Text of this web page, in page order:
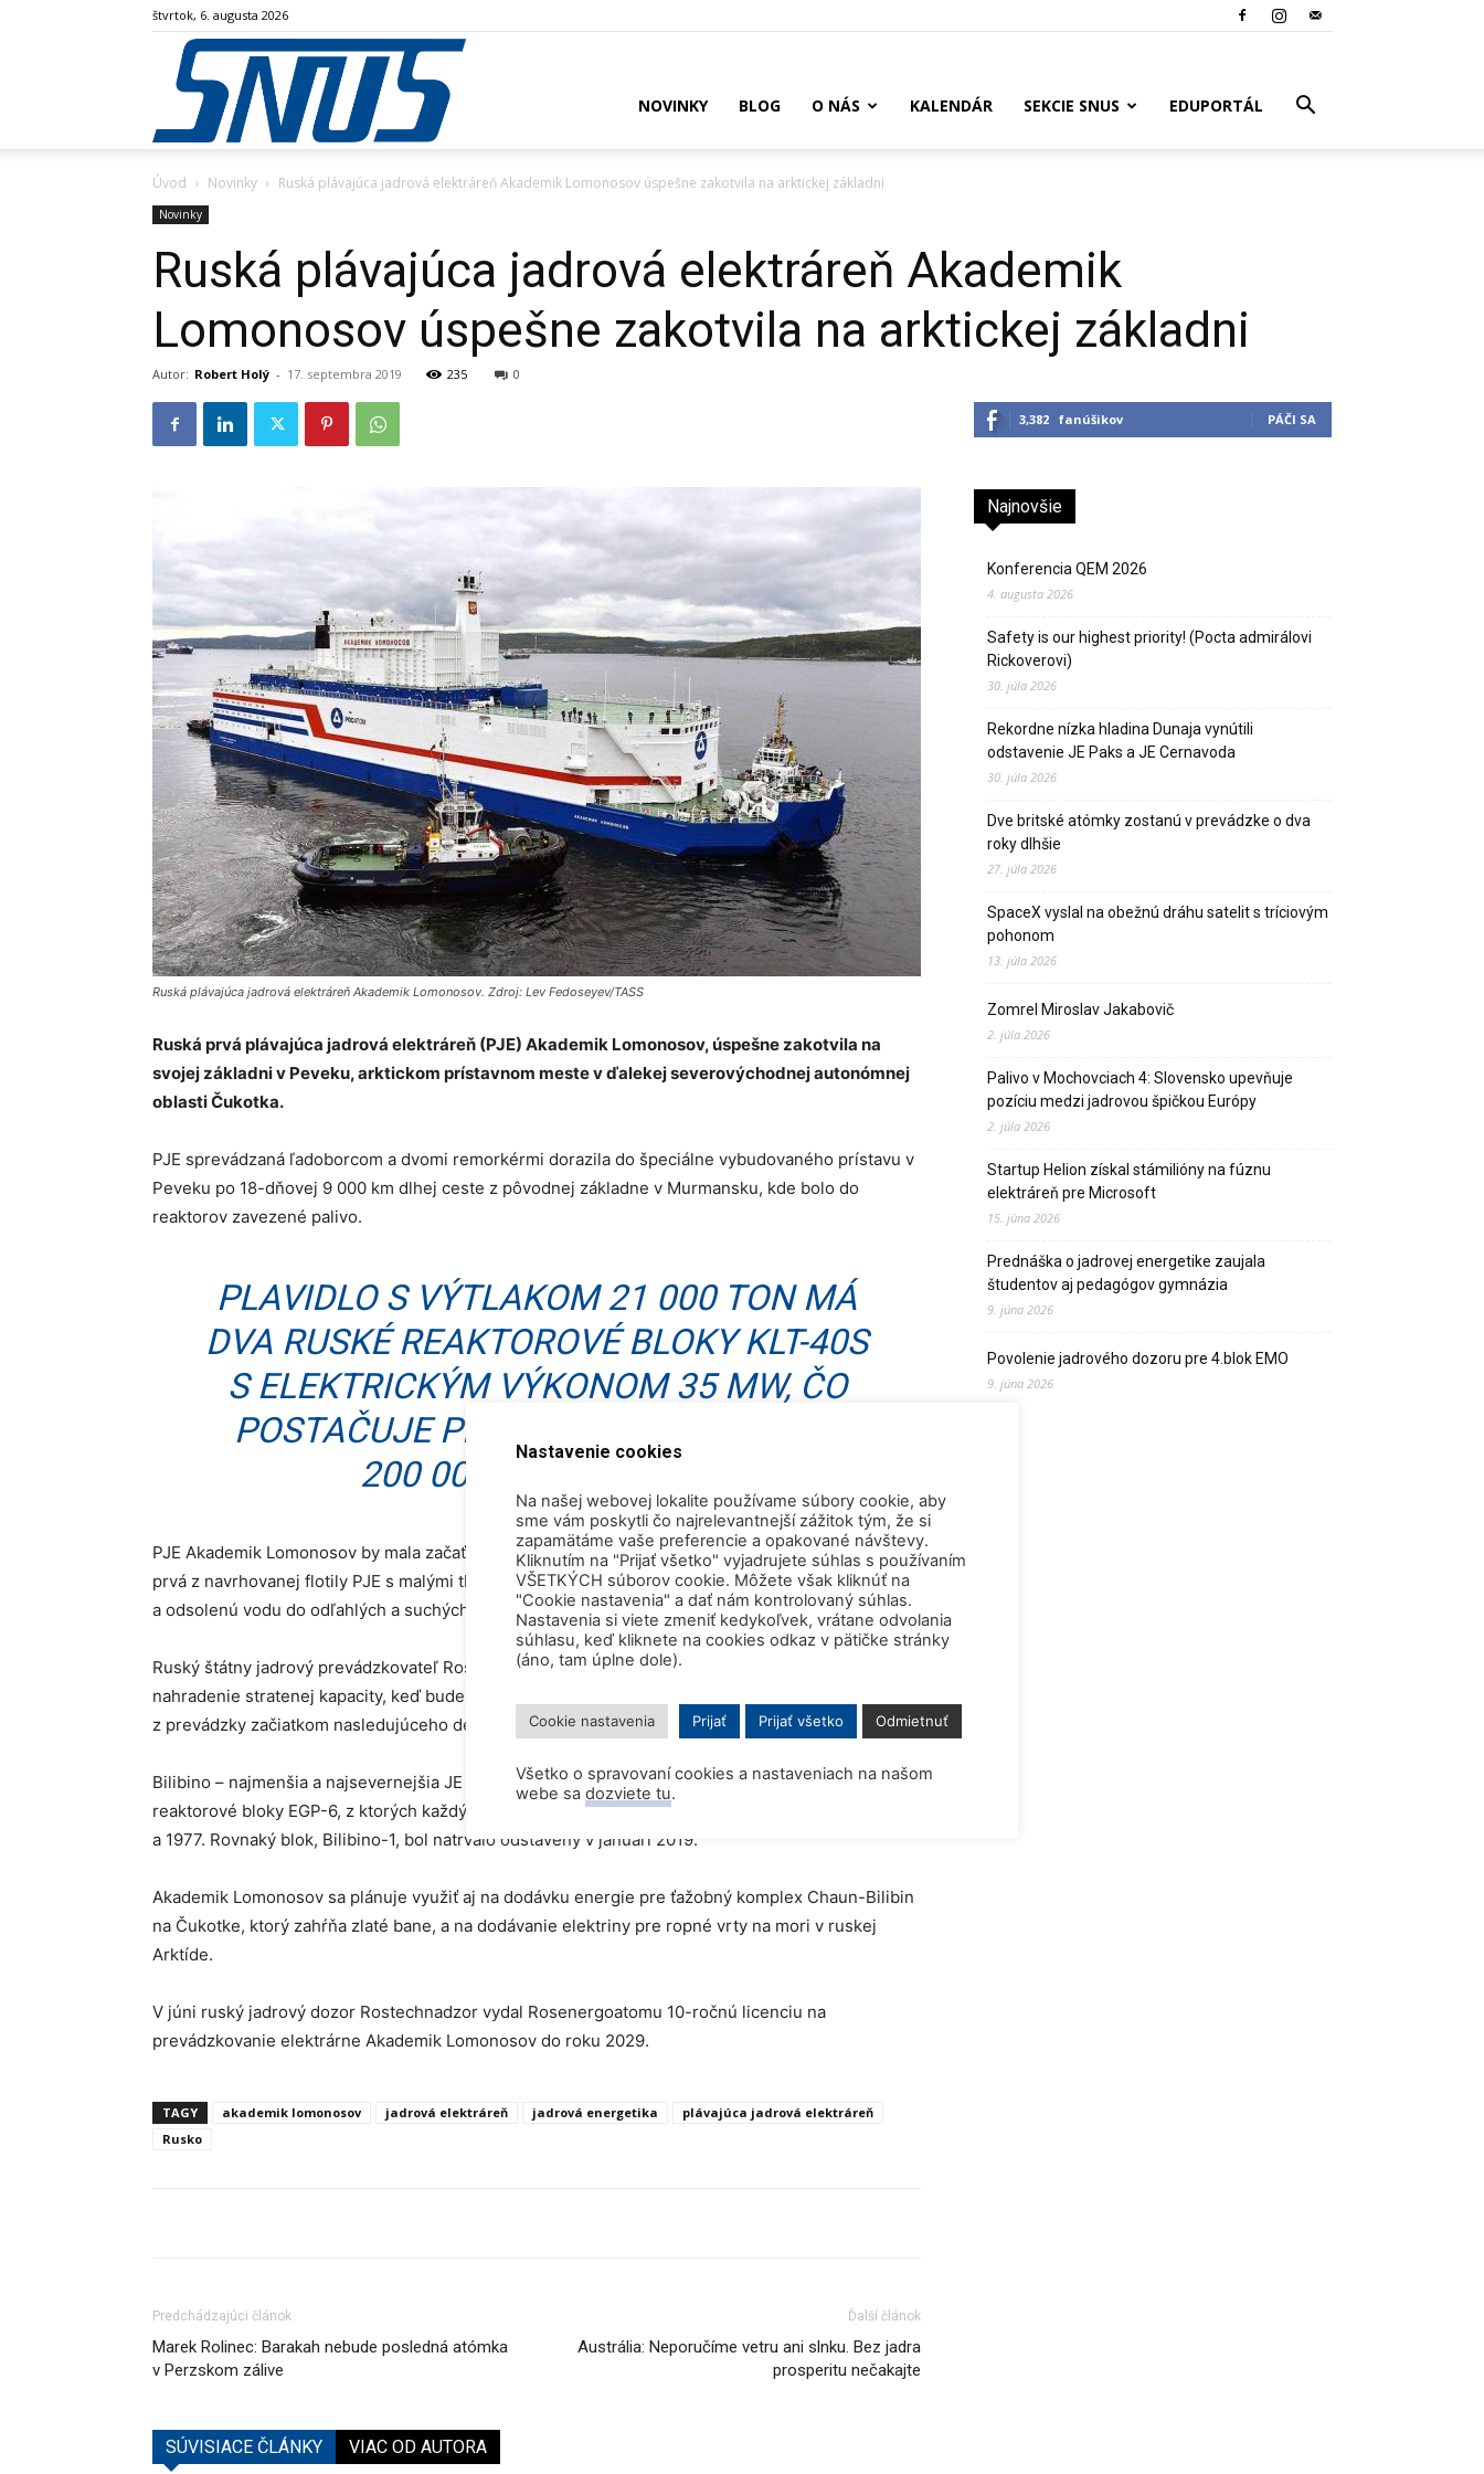
štvrtok, 6. augusta 2026
NOVINKY BLOG O NÁS KALENDÁR SEKCIE SNUS EDUPORTÁL
Úvod Novinky Ruská plávajúca jadrová elektráreň Akademik Lomonosov úspešne zakotvila na arktickej základni
Novinky
Ruská plávajúca jadrová elektráreň Akademik
Lomonosov úspešne zakotvila na arktickej základni
Autor: Robert Holý - 17. septembra 2019 235 0
Ruská plávajúca jadrová elektráreň Akademik Lomonosov. Zdroj: Lev Fedoseyev/TASS
Ruská prvá plávajúca jadrová elektráreň (PJE) Akademik Lomonosov, úspešne zakotvila na
svojej základni v Peveku, arktickom prístavnom meste v ďalekej severovýchodnej autonómnej
oblasti Čukotka.
PJE sprevádzaná ľadoborcom a dvomi remorkérmi dorazila do špeciálne vybudovaného prístavu v
Peveku po 18-dňovej 9 000 km dlhej ceste z pôvodnej základne v Murmansku, kde bolo do
reaktorov zavezené palivo.
PLAVIDLO S VÝTLAKOM 21 000 TON MÁ
DVA RUSKÉ REAKTOROVÉ BLOKY KLT-40S
S ELEKTRICKÝM VÝKONOM 35 MW, ČO
POSTAČUJE PRE MESTO S PRIBLIŽNE
200 000 OBYVATEĽMI.
PJE Akademik Lomonosov by mala začať komerčnú prevádzku v Peveku do konca roku 2019. Bude
prvá z navrhovanej flotily PJE s malými tlakovodnými reaktormi, ktoré môžu dodávať energiu, teplo
a odsolenú vodu do odľahlých a suchých oblastí Ruska.
Ruský štátny jadrový prevádzkovateľ Rosenergoatom uviedol, že zariadenie bude použité na
nahradenie stratenej kapacity, keď bude jadrová elektráreň (JE) Bilibino natrvalo vyradená
z prevádzky začiatkom nasledujúceho desaťročia.
Bilibino – najmenšia a najsevernejšia JE na svete – má tri komerčné vodou chladené grafitové
reaktorové bloky EGP-6, z ktorých každý má čistý výkon 11 MW. Spustené boli v rokoch 1975, 1976
a 1977. Rovnaký blok, Bilibino-1, bol natrvalo odstavený v januári 2019.
Akademik Lomonosov sa plánuje využiť aj na dodávku energie pre ťažobný komplex Chaun-Bilibin
na Čukotke, ktorý zahŕňa zlaté bane, a na dodávanie elektriny pre ropné vrty na mori v ruskej
Arktíde.
V júni ruský jadrový dozor Rostechnadzor vydal Rosenergoatomu 10-ročnú licenciu na
prevádzkovanie elektrárne Akademik Lomonosov do roku 2029.
TAGY akademik lomonosov jadrová elektráreň jadrová energetika
plávajúca jadrová elektráreň
Rusko
Predchádzajúci článok
Marek Rolinec: Barakah nebude posledná atómka
v Perzskom zálive
Ďalší článok
Austrália: Neporučíme vetru ani slnku. Bez jadra
prosperitu nečakajte
SÚVISIACE ČLÁNKY VIAC OD AUTORA
3,382 fanúšikov PÁČI SA
Najnovšie
Konferencia QEM 2026
4. augusta 2026
Safety is our highest priority! (Pocta admirálovi
Rickoverovi)
30. júla 2026
Rekordne nízka hladina Dunaja vynútili
odstavenie JE Paks a JE Cernavoda
30. júla 2026
Dve britské atómky zostanú v prevádzke o dva
roky dlhšie
27. júla 2026
SpaceX vyslal na obežnú dráhu satelit s tríciovým
pohonom
13. júla 2026
Zomrel Miroslav Jakabovič
2. júla 2026
Palivo v Mochovciach 4: Slovensko upevňuje
pozíciu medzi jadrovou špičkou Európy
2. júla 2026
Startup Helion získal stámilióny na fúznu
elektráreň pre Microsoft
15. júna 2026
Prednáška o jadrovej energetike zaujala
študentov aj pedagógov gymnázia
9. júna 2026
Povolenie jadrového dozoru pre 4.blok EMO
9. júna 2026
Nastavenie cookies
Na našej webovej lokalite používame súbory cookie, aby
sme vám poskytli čo najrelevantnejší zážitok tým, že si
zapamätáme vaše preferencie a opakované návštevy.
Kliknutím na "Prijať všetko" vyjadrujete súhlas s používaním
VŠETKÝCH súborov cookie. Môžete však kliknúť na
"Cookie nastavenia" a dať nám kontrolovaný súhlas.
Nastavenia si viete zmeniť kedykoľvek, vrátane odvolania
súhlasu, keď kliknete na cookies odkaz v pätičke stránky
(áno, tam úplne dole).
Cookie nastavenia Prijať Prijať všetko Odmietnuť
Všetko o spravovaní cookies a nastaveniach na našom
webe sa dozviete tu.